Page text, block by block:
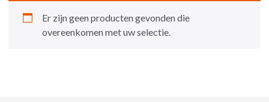
Er zijn geen producten gevonden die
overeenkomen met uw selectie.